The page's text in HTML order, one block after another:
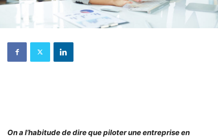
On a l’habitude de dire que piloter une entreprise en